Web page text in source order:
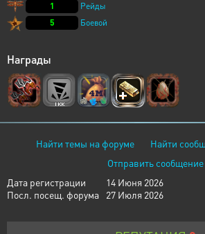
1
Рейды
5
Боевой
Награды
Найти темы на форуме
Найти
Отправить сообщение
Дата регистрации
14 Июня 2026
Посл. посещ. форума
27 Июля 2026